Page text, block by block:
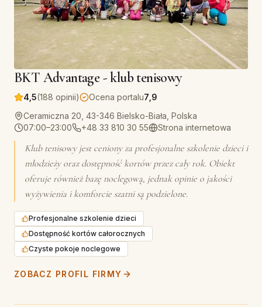
BKT Advantage - klub tenisowy
4,5(188 opinii) Ocena portalu7,9
Ceramiczna 20, 43-346 Bielsko-Biała, Polska
07:00–23:00
+48 33 810 30 55 Strona internetowa
Klub tenisowy jest ceniony za profesjonalne szkolenie dzieci i
młodzieży oraz dostępność kortów przez cały rok. Obiekt
oferuje również bazę noclegową, jednak opinie o jakości
wyżywienia i komforcie szatni są podzielone.
Profesjonalne szkolenie dzieci
Dostępność kortów całorocznych
Czyste pokoje noclegowe
ZOBACZ PROFIL FIRMY